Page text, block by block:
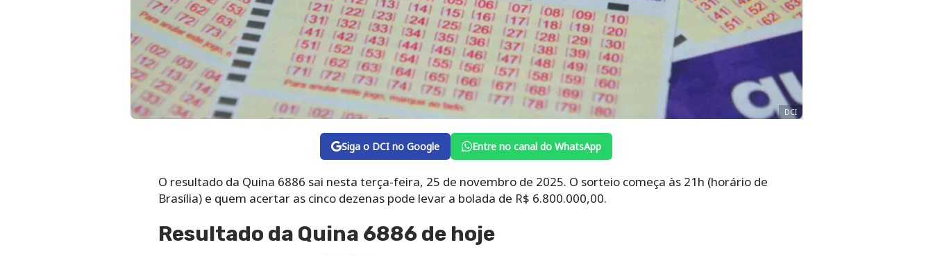
DCI
Siga o DCI no Google Entre no canal do WhatsApp
O resultado da Quina 6886 sai nesta terça-feira, 25 de novembro de 2025. O sorteio começa às 21h (horário de
Brasília) e quem acertar as cinco dezenas pode levar a bolada de R$ 6.800.000,00.
Resultado da Quina 6886 de hoje